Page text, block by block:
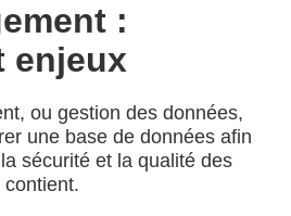
:
enjeux
ou gestion des données,
une base de données afin
sécurité et la qualité des
contient.